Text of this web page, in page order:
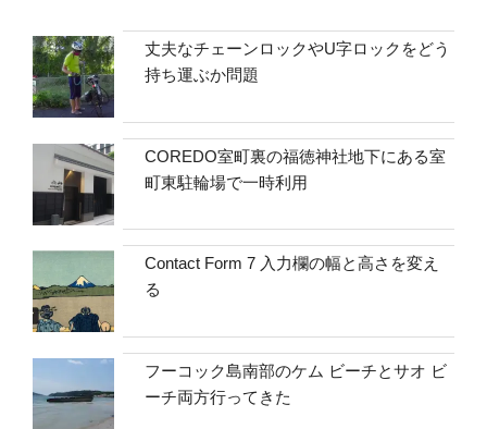
丈夫なチェーンロックやU字ロックをどう
持ち運ぶか問題
COREDO室町裏の福徳神社地下にある室
町東駐輪場で一時利用
Contact Form 7 入力欄の幅と高さを変え
る
フーコック島南部のケム ビーチとサオ ビ
ーチ両方行ってきた